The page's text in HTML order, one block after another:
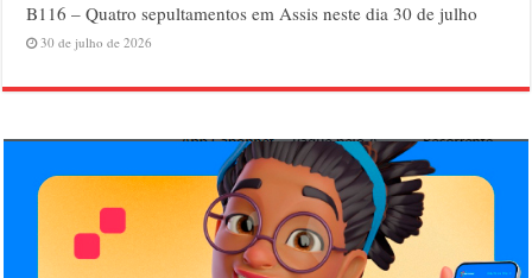
B116 – Quatro sepultamentos em Assis neste dia 30 de julho
30 de julho de 2026